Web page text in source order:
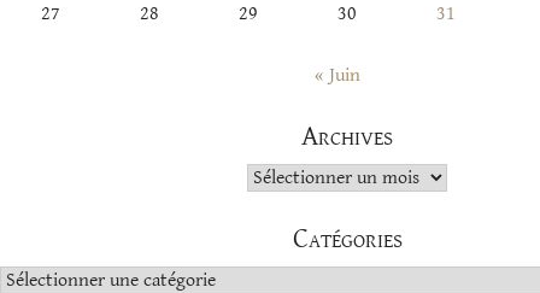
27
28 29 30 31
« Juin
Archives
Archives
Catégories
Catégories